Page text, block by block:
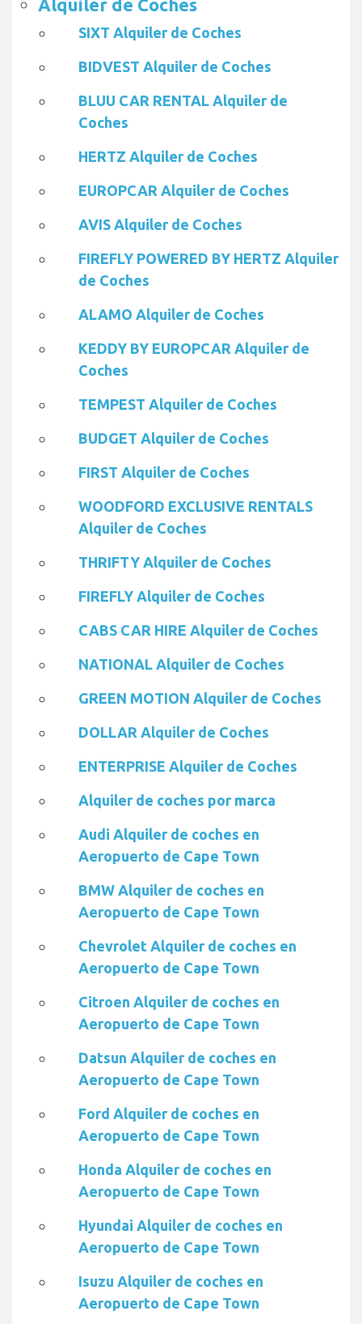
Alquiler de Coches
SIXT Alquiler de Coches
BIDVEST Alquiler de Coches
BLUU CAR RENTAL Alquiler de
Coches
HERTZ Alquiler de Coches
EUROPCAR Alquiler de Coches
AVIS Alquiler de Coches
FIREFLY POWERED BY HERTZ Alquiler
de Coches
ALAMO Alquiler de Coches
KEDDY BY EUROPCAR Alquiler de
Coches
TEMPEST Alquiler de Coches
BUDGET Alquiler de Coches
FIRST Alquiler de Coches
WOODFORD EXCLUSIVE RENTALS
Alquiler de Coches
THRIFTY Alquiler de Coches
FIREFLY Alquiler de Coches
CABS CAR HIRE Alquiler de Coches
NATIONAL Alquiler de Coches
GREEN MOTION Alquiler de Coches
DOLLAR Alquiler de Coches
ENTERPRISE Alquiler de Coches
Alquiler de coches por marca
Audi Alquiler de coches en
Aeropuerto de Cape Town
BMW Alquiler de coches en
Aeropuerto de Cape Town
Chevrolet Alquiler de coches en
Aeropuerto de Cape Town
Citroen Alquiler de coches en
Aeropuerto de Cape Town
Datsun Alquiler de coches en
Aeropuerto de Cape Town
Ford Alquiler de coches en
Aeropuerto de Cape Town
Honda Alquiler de coches en
Aeropuerto de Cape Town
Hyundai Alquiler de coches en
Aeropuerto de Cape Town
Isuzu Alquiler de coches en
Aeropuerto de Cape Town